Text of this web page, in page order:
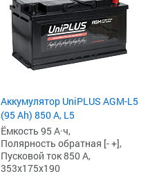
Аккумулятор UniPLUS AGM-L5
(95 Ah) 850 А, L5
Ёмкость 95 А·ч,
Полярность обратная [- +],
Пусковой ток 850 А,
353x175x190